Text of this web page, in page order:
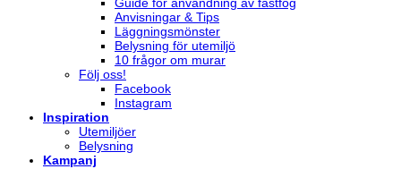
Anvisningar & Tips
Läggningsmönster
Belysning för utemiljö
10 frågor om murar
Följ oss!
Facebook
Instagram
Inspiration
Utemiljöer
Belysning
Kampanj